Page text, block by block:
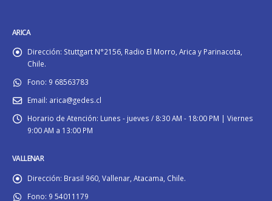
ARICA
Dirección: Stuttgart N°2156, Radio El Morro, Arica y Parinacota,
Chile.
Fono: 9 68563783
Email: arica@gedes.cl
Horario de Atención: Lunes - jueves / 8:30 AM - 18:00 PM | Viernes
9:00 AM a 13:00 PM
VALLENAR
Dirección: Brasil 960, Vallenar, Atacama, Chile.
Fono: 9 54011179